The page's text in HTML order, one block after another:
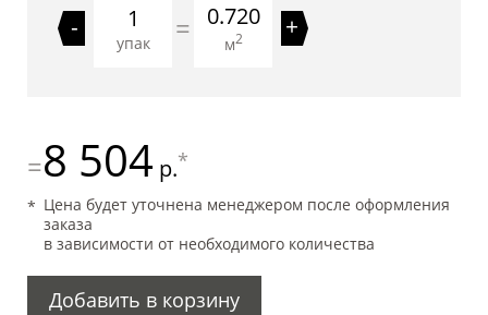
-
упак = 0.720
м2 +
=8 504 р.*
Цена будет уточнена менеджером после оформления
заказа
в зависимости от необходимого количества
Добавить в корзину